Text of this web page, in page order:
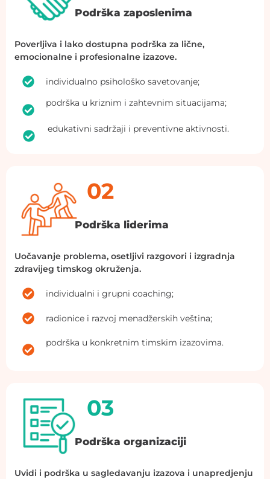
Podrška zaposlenima
Poverljiva i lako dostupna podrška za lične,
emocionalne i profesionalne izazove.
individualno psihološko savetovanje;
podrška u kriznim i zahtevnim situacijama;
edukativni sadržaji i preventivne aktivnosti.
02
Podrška liderima
Uočavanje problema, osetljivi razgovori i izgradnja
zdravijeg timskog okruženja.
individualni i grupni coaching;
radionice i razvoj menadžerskih veština;
podrška u konkretnim timskim izazovima.
03
Podrška organizaciji
Uvidi i podrška u sagledavanju izazova i unapredjenju